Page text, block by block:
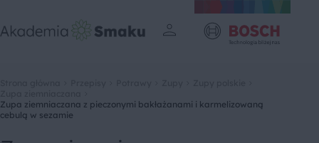
Zupa ziemniaczana z pieczonymi bakłażanami i karmelizowaną
cebulą w sezamie